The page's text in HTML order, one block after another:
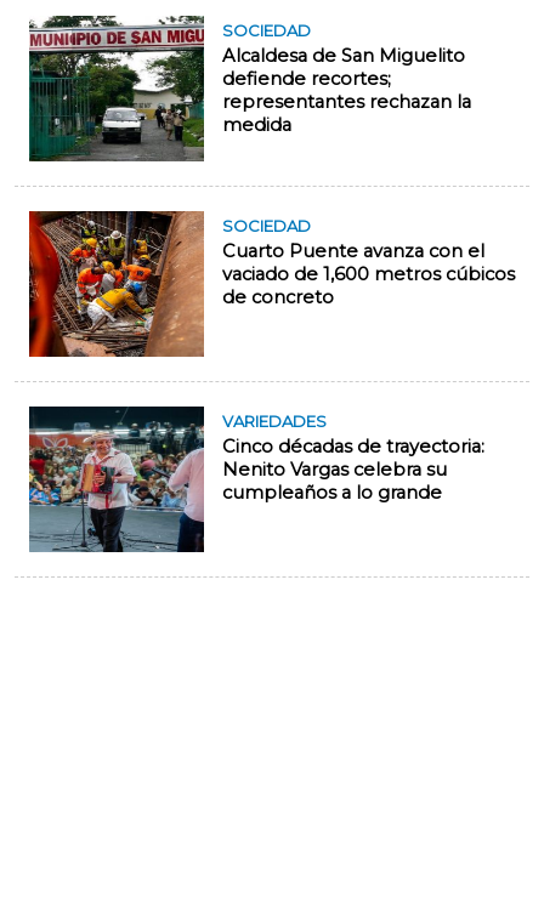
SOCIEDAD
Alcaldesa de San Miguelito
defiende recortes;
representantes rechazan la
medida
SOCIEDAD
Cuarto Puente avanza con el
vaciado de 1,600 metros cúbicos
de concreto
VARIEDADES
Cinco décadas de trayectoria:
Nenito Vargas celebra su
cumpleaños a lo grande